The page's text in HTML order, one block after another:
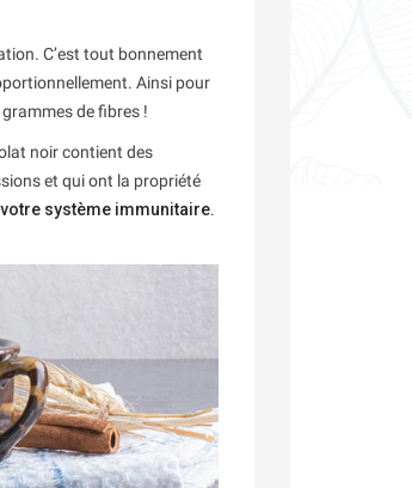
C’est tout bonnement
Ainsi pour
de fibres !
noir contient des
et qui ont la propriété
système immunitaire.